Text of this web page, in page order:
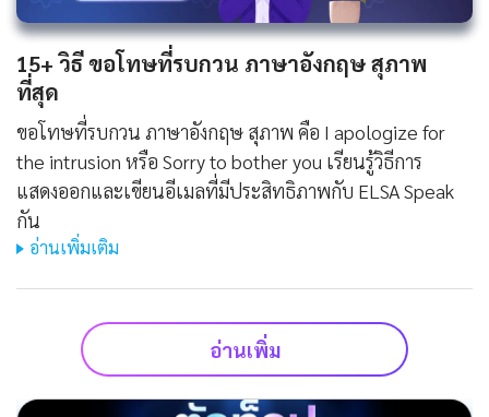
15+ วิธี ขอโทษที่รบกวน ภาษาอังกฤษ สุภาพ
ที่สุด
ขอโทษที่รบกวน ภาษาอังกฤษ สุภาพ คือ I apologize for
the intrusion หรือ Sorry to bother you เรียนรู้วิธีการ
แสดงออกและเขียนอีเมลที่มีประสิทธิภาพกับ ELSA Speak
กัน
อ่านเพิ่มเติม
อ่านเพิ่ม